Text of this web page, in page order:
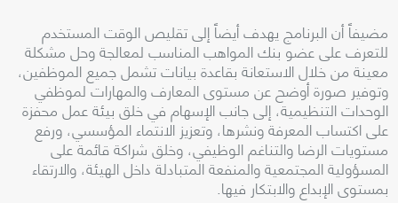
مضيفاً أن البرنامج يهدف أيضاً إلى تقليص الوقت المستخدم
للتعرف على عضو بنك المواهب المناسب لمعالجة وحل مشكلة
معينة من خلال الاستعانة بقاعدة بيانات تشمل جميع الموظفين،
وتوفير صورة أوضح عن مستوى المعارف والمهارات لموظفي
الوحدات التنظيمية، إلى جانب الإسهام في خلق بيئة عمل محفزة
على اكتساب المعرفة ونشرها، وتعزيز الانتماء المؤسسي، ورفع
مستويات الرضا والتناغم الوظيفي، وخلق شراكة قائمة على
المسؤولية المجتمعية والمنفعة المتبادلة داخل الهيئة، والارتقاء
بمستوى الإبداع والابتكار فيها.